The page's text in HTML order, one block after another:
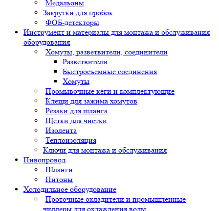
Медальоны
Закрутки для пробок
ФОБ-детекторы
Инструмент и материалы для монтажа и обслуживания
оборудования
Хомуты, разветвители, соединители
Разветвители
Быстросъемные соединения
Хомуты
Промывочные кеги и комплектующие
Клещи для зажима хомутов
Резаки для шланга
Щетки для чистки
Изолента
Теплоизоляция
Ключи для монтажа и обслуживания
Пивопровод
Шланги
Питоны
Холодильное оборудование
Проточные охладители и промышленные
чиллеры для охлаждения воды